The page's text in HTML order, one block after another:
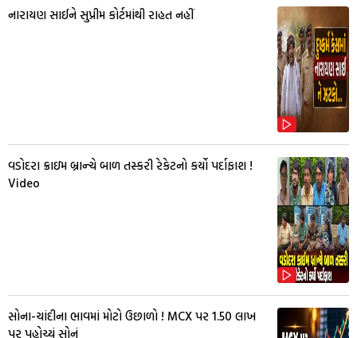
નારાયણ સાઈને સુપ્રીમ કોર્ટમાંથી રાહત નહીં
વડોદરા ક્રાઇમ બ્રાન્ચે બાળ તસ્કરી રેકેટનો કર્યો પર્દાફાશ !
Video
સોના-ચાંદીના ભાવમાં મોટો ઉછાળો ! MCX પર ₹1.50 લાખ
પર પહોચ્યું સોનું